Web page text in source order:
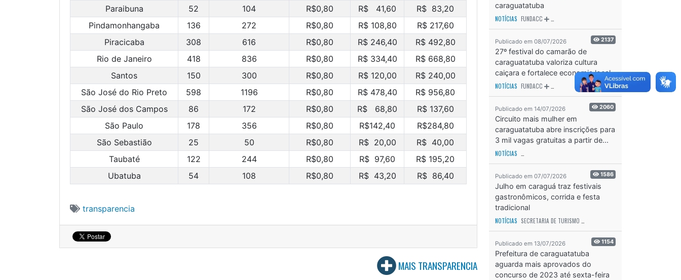
Paraibuna
52 104 R$0,80 R$ 41,60
R$ 83,20
Pindamonhangaba
136 272 R$0,80 R$ 108,80
R$ 217,60
Piracicaba
308 616 R$0,80 R$ 246,40
R$ 492,80
Rio de Janeiro
418 836 R$0,80 R$ 334,40
R$ 668,80
Santos
150 300 R$0,80 R$ 120,00
R$ 240,00
São José do Rio Preto
598 1196 R$0,80 R$ 478,40
R$ 956,80
São José dos Campos
86 172 R$0,80 R$ 68,80
R$ 137,60
São Paulo
178 356 R$0,80 R$142,40
R$284,80
São Sebastião
25 50 R$0,80 R$ 20,00
R$ 40,00
Taubaté
122 244 R$0,80 R$ 97,60
R$ 195,20
Ubatuba
54 108 R$0,80 R$ 43,20 R$ 86,40
transparencia
MAIS TRANSPARENCIA
caraguatatuba
NOTÍCIAS FUNDACC
Publicado em 08/07/2026 2137
27º festival do camarão de
caraguatatuba valoriza cultura
caiçara e fortalece economia local
NOTÍCIAS FUNDACC ODS - OBJETIVO DE DESENVOLVIMENTO SUSTENTÁVEL
Publicado em 14/07/2026 2060
Circuito mais mulher em
caraguatatuba abre inscrições para
3 mil vagas gratuitas a partir de...
NOTÍCIAS
Publicado em 07/07/2026 1586
Julho em caraguá traz festivais
gastronômicos, corrida e festa
tradicional
NOTÍCIAS SECRETARIA DE TURISMO
Publicado em 13/07/2026 1154
Prefeitura de caraguatatuba
aguarda mais aprovados do
concurso de 2023 até sexta-feira